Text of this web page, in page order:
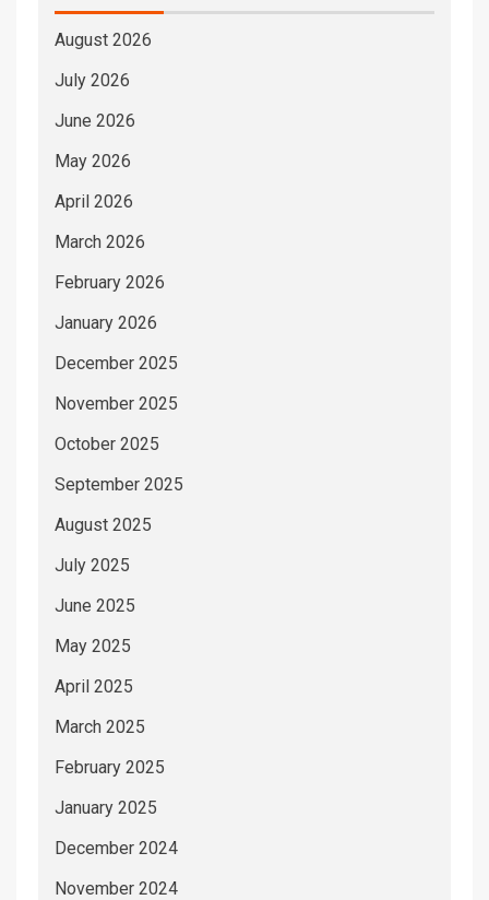
August 2026
July 2026
June 2026
May 2026
April 2026
March 2026
February 2026
January 2026
December 2025
November 2025
October 2025
September 2025
August 2025
July 2025
June 2025
May 2025
April 2025
March 2025
February 2025
January 2025
December 2024
November 2024